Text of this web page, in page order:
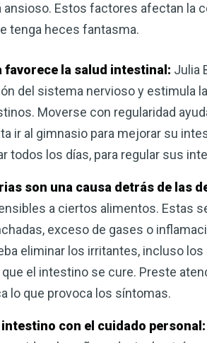
Estos factores afectan la
tenga heces fantasma.
favorece la salud intestinal: Julia
del sistema nervioso y estimula
Moverse con regularidad
ir al gimnasio para mejorar su
todos los días, para regular sus
son una causa detrás de las
a ciertos alimentos. Estas
exceso de gases o
eliminar los irritantes, incluso
el intestino se cure. Preste
lo que provoca los síntomas.
con el cuidado personal: